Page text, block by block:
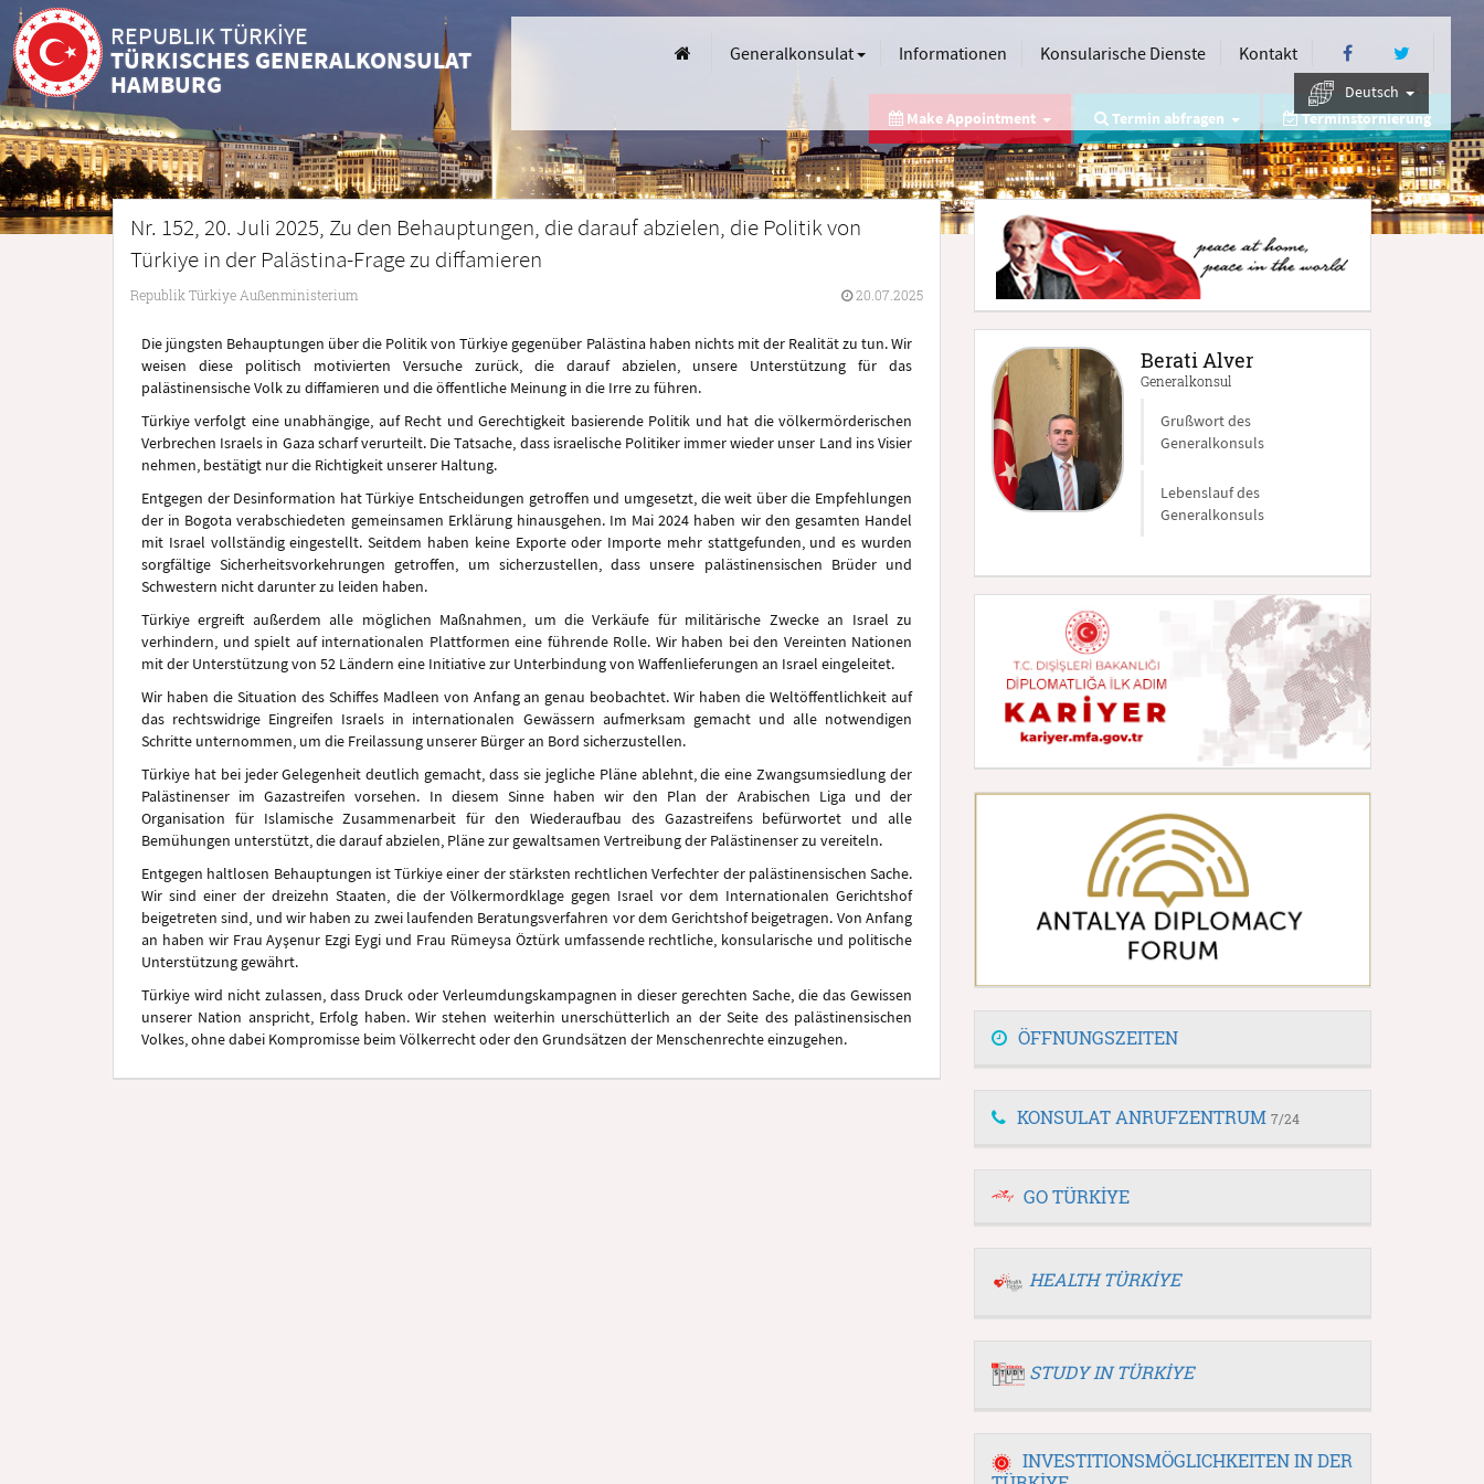
REPUBLIK TÜRKİYE
TÜRKISCHES GENERALKONSULAT
HAMBURG
Generalkonsulat Informationen Konsularische Dienste Kontakt
Deutsch
Make Appointment
Termin abfragen Terminstornierung
Nr. 152, 20. Juli 2025, Zu den Behauptungen, die darauf abzielen, die Politik von
Türkiye in der Palästina-Frage zu diffamieren
Republik Türkiye Außenministerium 20.07.2025
Die jüngsten Behauptungen über die Politik von Türkiye gegenüber Palästina haben nichts mit der Realität zu tun. Wir
weisen diese politisch motivierten Versuche zurück, die darauf abzielen, unsere Unterstützung für das
palästinensische Volk zu diffamieren und die öffentliche Meinung in die Irre zu führen.
Türkiye verfolgt eine unabhängige, auf Recht und Gerechtigkeit basierende Politik und hat die völkermörderischen
Verbrechen Israels in Gaza scharf verurteilt. Die Tatsache, dass israelische Politiker immer wieder unser Land ins Visier
nehmen, bestätigt nur die Richtigkeit unserer Haltung.
Entgegen der Desinformation hat Türkiye Entscheidungen getroffen und umgesetzt, die weit über die Empfehlungen
der in Bogota verabschiedeten gemeinsamen Erklärung hinausgehen. Im Mai 2024 haben wir den gesamten Handel
mit Israel vollständig eingestellt. Seitdem haben keine Exporte oder Importe mehr stattgefunden, und es wurden
sorgfältige Sicherheitsvorkehrungen getroffen, um sicherzustellen, dass unsere palästinensischen Brüder und
Schwestern nicht darunter zu leiden haben.
Türkiye ergreift außerdem alle möglichen Maßnahmen, um die Verkäufe für militärische Zwecke an Israel zu
verhindern, und spielt auf internationalen Plattformen eine führende Rolle. Wir haben bei den Vereinten Nationen
mit der Unterstützung von 52 Ländern eine Initiative zur Unterbindung von Waffenlieferungen an Israel eingeleitet.
Wir haben die Situation des Schiffes Madleen von Anfang an genau beobachtet. Wir haben die Weltöffentlichkeit auf
das rechtswidrige Eingreifen Israels in internationalen Gewässern aufmerksam gemacht und alle notwendigen
Schritte unternommen, um die Freilassung unserer Bürger an Bord sicherzustellen.
Türkiye hat bei jeder Gelegenheit deutlich gemacht, dass sie jegliche Pläne ablehnt, die eine Zwangsumsiedlung der
Palästinenser im Gazastreifen vorsehen. In diesem Sinne haben wir den Plan der Arabischen Liga und der
Organisation für Islamische Zusammenarbeit für den Wiederaufbau des Gazastreifens befürwortet und alle
Bemühungen unterstützt, die darauf abzielen, Pläne zur gewaltsamen Vertreibung der Palästinenser zu vereiteln.
Entgegen haltlosen Behauptungen ist Türkiye einer der stärksten rechtlichen Verfechter der palästinensischen Sache.
Wir sind einer der dreizehn Staaten, die der Völkermordklage gegen Israel vor dem Internationalen Gerichtshof
beigetreten sind, und wir haben zu zwei laufenden Beratungsverfahren vor dem Gerichtshof beigetragen. Von Anfang
an haben wir Frau Ayşenur Ezgi Eygi und Frau Rümeysa Öztürk umfassende rechtliche, konsularische und politische
Unterstützung gewährt.
Türkiye wird nicht zulassen, dass Druck oder Verleumdungskampagnen in dieser gerechten Sache, die das Gewissen
unserer Nation anspricht, Erfolg haben. Wir stehen weiterhin unerschütterlich an der Seite des palästinensischen
Volkes, ohne dabei Kompromisse beim Völkerrecht oder den Grundsätzen der Menschenrechte einzugehen.
Berati Alver
Generalkonsul
Grußwort des
Generalkonsuls
Lebenslauf des
Generalkonsuls
ÖFFNUNGSZEITEN
KONSULAT ANRUFZENTRUM 7/24
GO TÜRKİYE
HEALTH TÜRKİYE
STUDY IN TÜRKİYE
INVESTITIONSMÖGLICHKEITEN IN DER